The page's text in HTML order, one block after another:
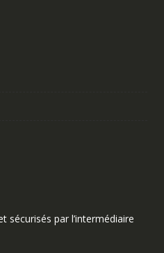
sécurisés par l’intermédiaire